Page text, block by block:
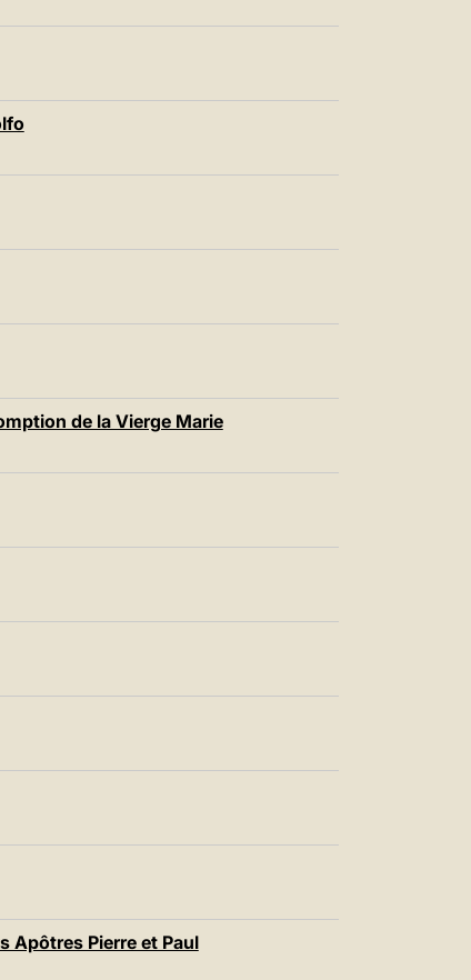
de la Vierge Marie
Apôtres Pierre et Paul